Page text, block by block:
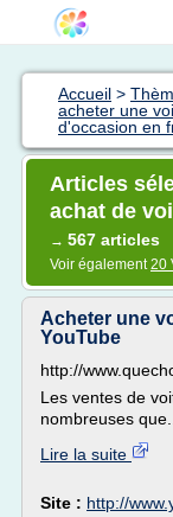
Accueil >
acheter une
d'occasion en
Articles
achat de
→ 567 articles
Voir également20
Acheter une
YouTube
http://
Les ventes de
nombreuses que...
Lire la suite
Site : http://